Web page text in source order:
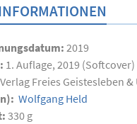
2019
1. Auflage, 2019 (Softcover)
Verlag Freies Geistesleben
Wolfgang Held
330 g